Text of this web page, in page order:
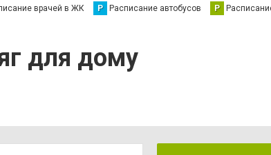
врачей в ЖК Р Расписание автобусов Р
для дому